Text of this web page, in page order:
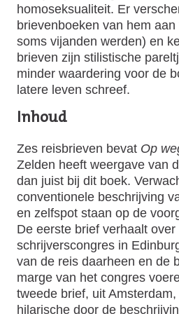
homoseksualiteit. Er
brievenboeken van hem
soms vijanden werden) en
brieven zijn stilistische
minder waardering voor de
latere leven schreef.
Inhoud
Zes reisbrieven bevat Op
Zelden heeft weergave van
dan juist bij dit boek.
conventionele beschrijving
en zelfspot staan op de
De eerste brief verhaalt
schrijverscongres in
van de reis daarheen en de
marge van het congres
tweede brief, uit
hilarische door de